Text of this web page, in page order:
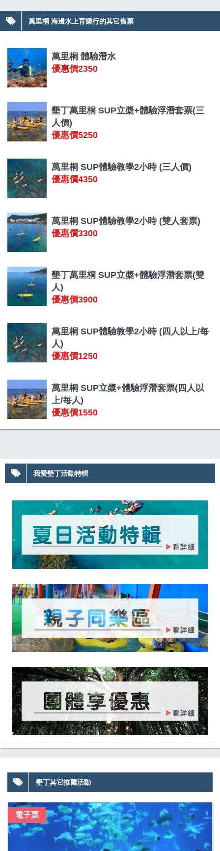
萬里桐 海邊水上育樂行的其它售票
萬里桐 體驗潛水
優惠價2350
墾丁萬里桐 SUP立槳+體驗浮潛套票(三
人價)
優惠價5250
萬里桐 SUP體驗教學2小時 (三人價)
優惠價4350
萬里桐 SUP體驗教學2小時 (雙人套票)
優惠價3300
墾丁萬里桐 SUP立槳+體驗浮潛套票(雙
人)
優惠價3900
萬里桐 SUP體驗教學2小時 (四人以上/每
人)
優惠價1250
萬里桐 SUP立槳+體驗浮潛套票(四人以
上/每人)
優惠價1550
我愛墾丁活動特輯
墾丁其它推薦活動
電子票